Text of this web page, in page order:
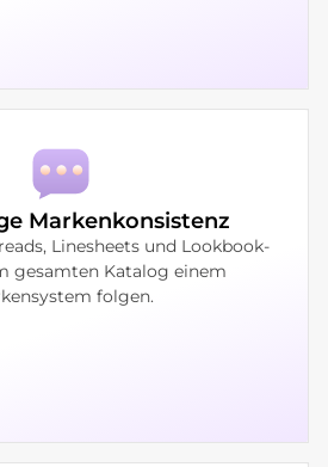
Markenkonsistenz
Linesheets und Lookbook-
gesamten Katalog einem
folgen.